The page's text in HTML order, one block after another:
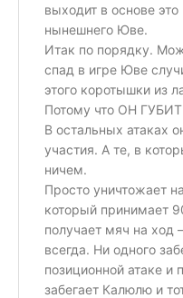
выходит в основе
нынешнего Юве.
Итак по порядку.
спад в игре Юве
этого коротышки из
Потому что ОН
В остальных атаках
участия. А те, в
ничем.
Просто уничтожает
который принимает
получает мяч на ход
всегда. Ни одного
позиционной атаке и
забегает Калюлю и